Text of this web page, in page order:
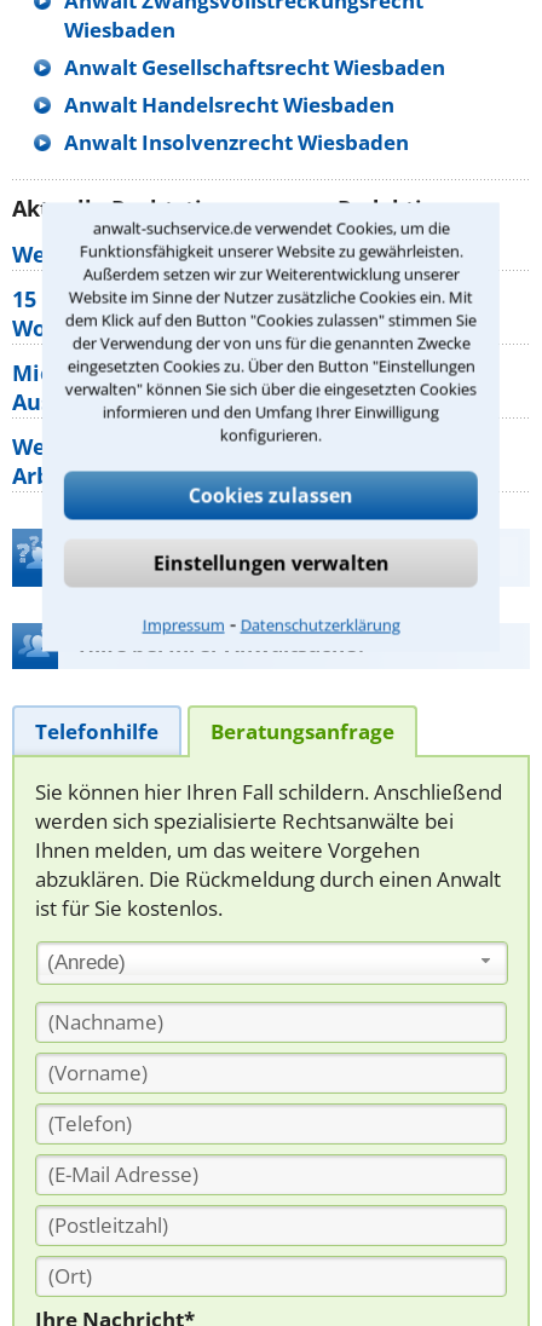
anwalt-suchservice.de verwendet Cookies, um die
Funktionsfähigkeit unserer Website zu gewährleisten.
Außerdem setzen wir zur Weiterentwicklung unserer
Website im Sinne der Nutzer zusätzliche Cookies ein. Mit
dem Klick auf den Button "Cookies zulassen" stimmen Sie
der Verwendung der von uns für die genannten Zwecke
eingesetzten Cookies zu. Über den Button "Einstellungen
verwalten" können Sie sich über die eingesetzten Cookies
informieren und den Umfang Ihrer Einwilligung
konfigurieren.
Cookies zulassen
Einstellungen verwalten
Impressum ⁃ Datenschutzerklärung
Wiesbaden
Anwalt Gesellschaftsrecht Wiesbaden
Anwalt Handelsrecht Wiesbaden
Anwalt Insolvenzrecht Wiesbaden
Aktuelle Rechtstipps unserer Redaktion
Wer muss Zweitwohnungssteuer zahlen?
15 elementare Rechte, die jeder
Wohnungseigentümer kennen sollte
Mietpreisbremse 2026: Alle Regeln,
Ausnahmen und Rechte für Mieter
Welche Regeln für Teilnahme, Urlaub,
Arbeitszeit gelten beim
Teste Dein Rechtswissen
Hilfe bei Ihrer Anwaltsuche?
Telefonhilfe Beratungsanfrage
Sie können hier Ihren Fall schildern. Anschließend
werden sich spezialisierte Rechtsanwälte bei
Ihnen melden, um das weitere Vorgehen
abzuklären. Die Rückmeldung durch einen Anwalt
ist für Sie kostenlos.
(Anrede)
Ihre Nachricht*